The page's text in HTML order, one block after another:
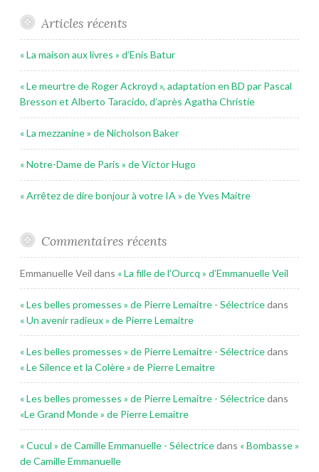
Articles récents
« La maison aux livres » d’Enis Batur
« Le meurtre de Roger Ackroyd », adaptation en BD par Pascal
Bresson et Alberto Taracido, d’après Agatha Christie
« La mezzanine » de Nicholson Baker
« Notre-Dame de Paris » de Victor Hugo
« Arrêtez de dire bonjour à votre IA » de Yves Maitre
Commentaires récents
Emmanuelle Veil dans « La fille de l’Ourcq » d’Emmanuelle Veil
« Les belles promesses » de Pierre Lemaitre - Sélectricedans
« Un avenir radieux » de Pierre Lemaitre
« Les belles promesses » de Pierre Lemaitre - Sélectricedans
« Le Silence et la Colère » de Pierre Lemaitre
« Les belles promesses » de Pierre Lemaitre - Sélectricedans
«Le Grand Monde » de Pierre Lemaitre
« Cucul » de Camille Emmanuelle - Sélectricedans « Bombasse »
de Camille Emmanuelle